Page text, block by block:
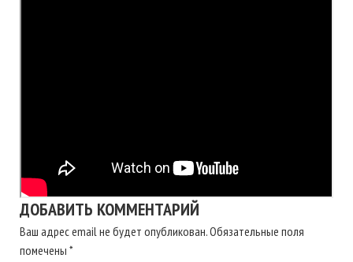
ДОБАВИТЬ КОММЕНТАРИЙ
Ваш адрес email не будет опубликован.Обязательные поля
помечены *